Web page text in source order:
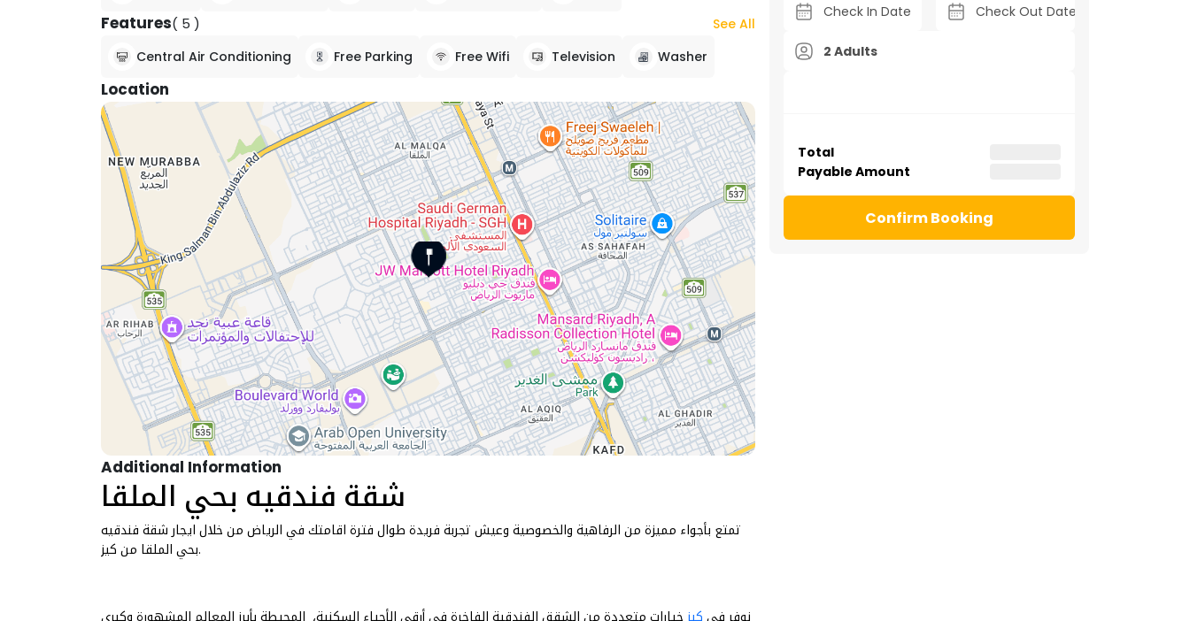
Features( 5 )
See All
Central Air Conditioning
Free Parking Free Wifi Television Washer
Location
Additional Information
تمتع بأجواء مميزة من الرفاهية والخصوصية وعيش تجربة فريدة طوال فترة اقامتك في الرياض من خلال ايجار شقة فندقيه
بحي الملقا من كيز.
نوفر في كيز خيارات متعددة من الشقق الفندقية الفاخرة في أرقى الأحياء السكنية، المحيطة بأبرز المعالم المشهورة وكبرى
2 Adults
Total
Payable Amount
Confirm Booking